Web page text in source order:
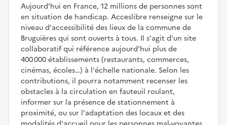
Aujourd'hui en France, 12 millions de personnes sont
en situation de handicap. Acceslibre renseigne sur le
niveau d'accessibilité des lieux de la commune de
Bruguières qui sont ouverts à tous. Il s'agit d'un site
collaboratif qui référence aujourd'hui plus de
400 000 établissements (restaurants, commerces,
cinémas, écoles…) à l'échelle nationale. Selon les
contributions, il pourra notamment recenser les
obstacles à la circulation en fauteuil roulant,
informer sur la présence de stationnement à
proximité, ou sur l'adaptation des locaux et des